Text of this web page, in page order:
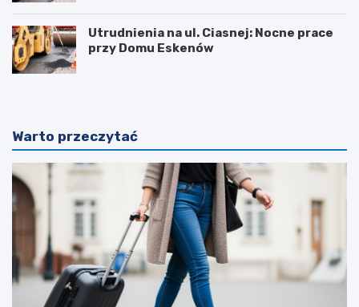
Utrudnienia na ul. Ciasnej: Nocne prace
przy Domu Eskenów
Warto przeczytać